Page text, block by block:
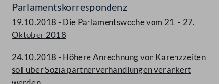
Parlamentskorrespondenz
19.10.2018 - Die Parlamentswoche vom 21. - 27.
Oktober 2018
24.10.2018 - Höhere Anrechnung von Karenzzeiten
soll über Sozialpartnerverhandlungen verankert